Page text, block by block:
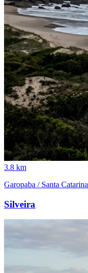
3.8 km
Garopaba / Santa Catarina
Silveira